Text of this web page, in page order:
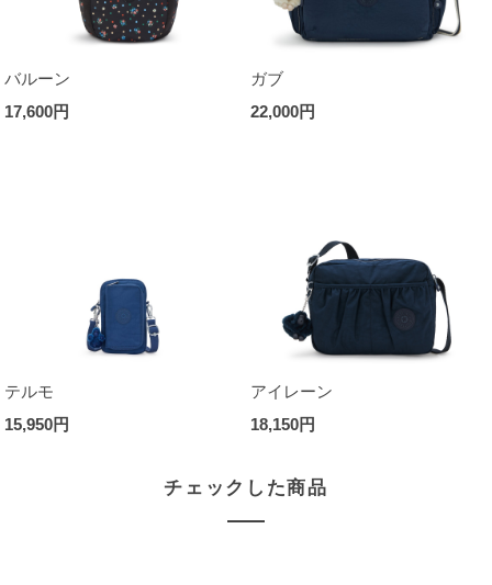
バルーン
17,600円
ガブ
22,000円
テルモ
15,950円
アイレーン
18,150円
チェックした商品